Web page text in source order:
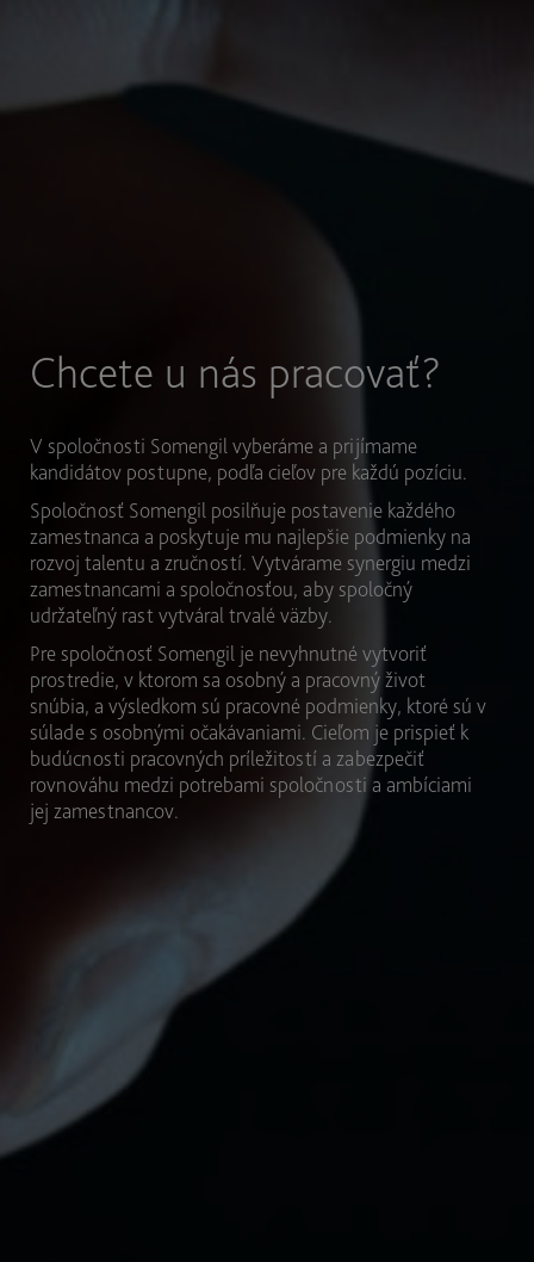
Chcete u nás pracovať?
V spoločnosti Somengil vyberáme a prijímame
kandidátov postupne, podľa cieľov pre každú pozíciu.
Spoločnosť Somengil posilňuje postavenie každého
zamestnanca a poskytuje mu najlepšie podmienky na
rozvoj talentu a zručností. Vytvárame synergiu medzi
zamestnancami a spoločnosťou, aby spoločný
udržateľný rast vytváral trvalé väzby.
Pre spoločnosť Somengil je nevyhnutné vytvoriť
prostredie, v ktorom sa osobný a pracovný život
snúbia, a výsledkom sú pracovné podmienky, ktoré sú v
súlade s osobnými očakávaniami. Cieľom je prispieť k
budúcnosti pracovných príležitostí a zabezpečiť
rovnováhu medzi potrebami spoločnosti a ambíciami
jej zamestnancov.